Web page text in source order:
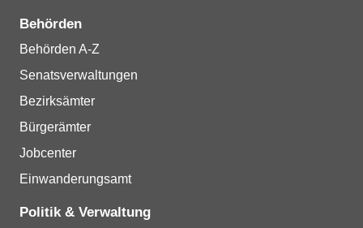
Behörden
Behörden A-Z
Senatsverwaltungen
Bezirksämter
Bürgerämter
Jobcenter
Einwanderungsamt
Politik & Verwaltung